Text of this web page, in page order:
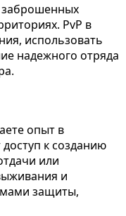
заброшенных
PvP в
использовать
надежного отряда
опыт в
к созданию
или
и
защиты,